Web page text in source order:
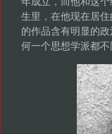
生里，在他现在居
的作品含有明显的
何一个思想学派都